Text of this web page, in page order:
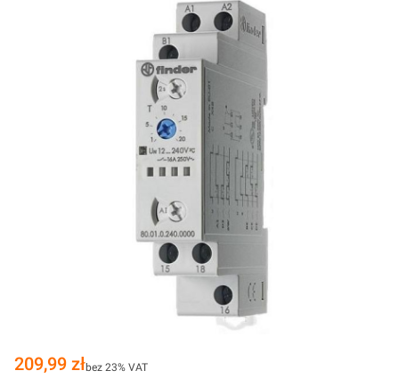
Cena
209,99 złbez 23% VAT